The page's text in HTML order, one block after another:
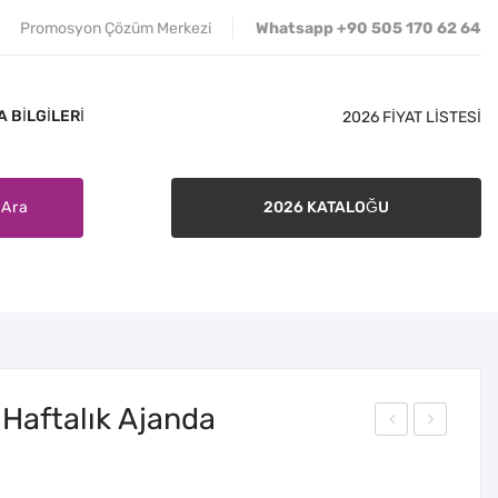
Promosyon Çözüm Merkezi Whatsapp +90 505 170 62 64
BILGILERI 2026 FİYAT LİSTESİ
Ara 2026 KATALOĞU
Ajanda